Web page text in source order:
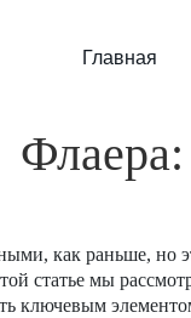
Главная
Флаера:
как раньше, но
статье мы
ключевым